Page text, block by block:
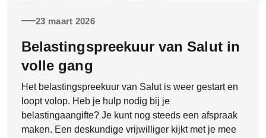
23 maart 2026
Belastingspreekuur van Salut in
volle gang
Het belastingspreekuur van Salut is weer gestart en
loopt volop. Heb je hulp nodig bij je
belastingaangifte? Je kunt nog steeds een afspraak
maken. Een deskundige vrijwilliger kijkt met je mee